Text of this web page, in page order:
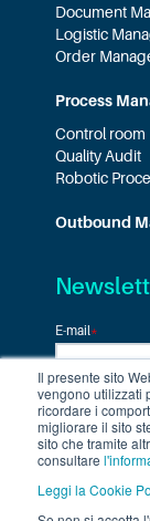
Il presente sito
vengono utilizzati
ricordare i
migliorare il sito
sito che tramite
consultare
Leggi la Cookie
Document
Logistic
Order
Process
Control room
Quality Audit
Robotic
Outbound
E-mail*